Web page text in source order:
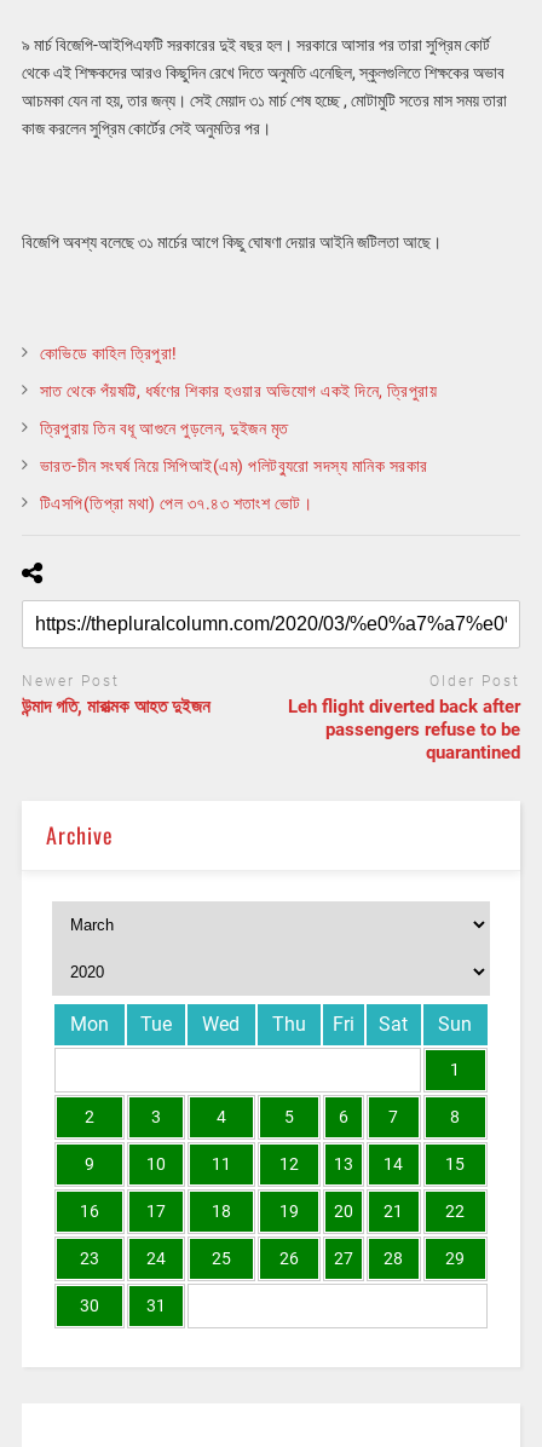
৯ মার্চ বিজেপি-আইপিএফটি সরকারের দুই বছর হল। সরকারে আসার পর তারা সুপ্রিম কোর্ট
থেকে এই শিক্ষকদের আরও কিছুদিন রেখে দিতে অনুমতি এনেছিল, স্কুলগুলিতে শিক্ষকের অভাব
আচমকা যেন না হয়, তার জন্য। সেই মেয়াদ ৩১ মার্চ শেষ হচ্ছে , মোটামুটি সতের মাস সময় তারা
কাজ করলেন সুপ্রিম কোর্টের সেই অনুমতির পর।
বিজেপি অবশ্য বলেছে ৩১ মার্চের আগে কিছু ঘোষণা দেয়ার আইনি জটিলতা আছে।
কোভিডে কাহিল ত্রিপুরা!
সাত থেকে পঁয়ষট্টি, ধর্ষণের শিকার হওয়ার অভিযোগ একই দিনে, ত্রিপুরায়
ত্রিপুরায় তিন বধূ আগুনে পুড়লেন, দুইজন মৃত
ভারত-চীন সংঘর্ষ নিয়ে সিপিআই(এম) পলিটব্যুরো সদস্য মানিক সরকার
টিএসপি(তিপ্রা মথা) পেল ৩৭.৪৩ শতাংশ ভোট।
Newer Post
উন্মাদ গতি, মারাত্মক আহত দুইজন
Older Post
Leh flight diverted back after
passengers refuse to be
quarantined
Archive
Mon Tue Wed Thu Fri Sat Sun
1
2 3 4 5 6 7 8
9 10 11 12 13 14 15
16 17 18 19 20 21 22
23 24 25 26 27 28 29
30 31